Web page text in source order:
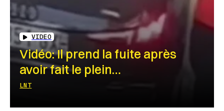
VIDEO
Vidéo: Il prend la fuite après
avoir fait le plein…
LNT